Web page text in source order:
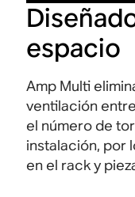
espacio
Amp Multi
ventilación
el número de
instalación, por
en el rack y